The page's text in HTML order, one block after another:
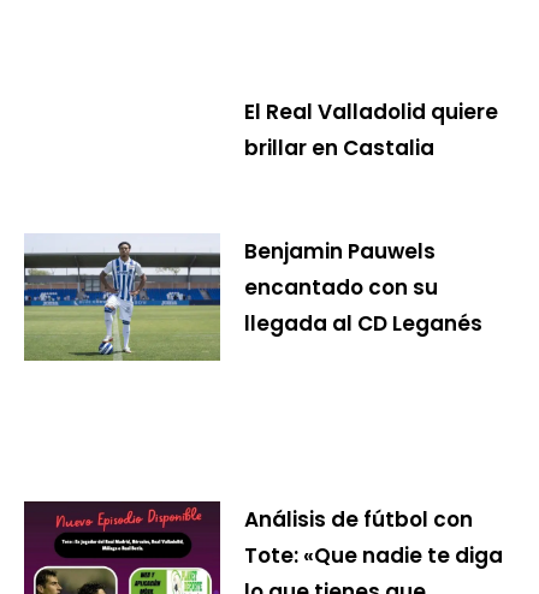
El Real Valladolid quiere
brillar en Castalia
Benjamin Pauwels
encantado con su
llegada al CD Leganés
Análisis de fútbol con
Tote: «Que nadie te diga